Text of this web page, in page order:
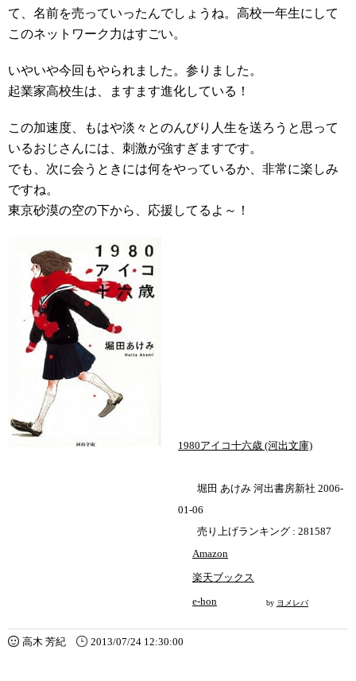
て、名前を売っていったんでしょうね。高校一年生にして
このネットワーク力はすごい。
いやいや今回もやられました。参りました。
起業家高校生は、ますます進化している！
この加速度、もはや淡々とのんびり人生を送ろうと思って
いるおじさんには、刺激が強すぎますです。
でも、次に会うときには何をやっているか、非常に楽しみ
ですね。
東京砂漠の空の下から、応援してるよ～！
1980アイコ十六歳 (河出文庫)
堀田 あけみ 河出書房新社 2006-
01-06
売り上げランキング : 281587
Amazon
楽天ブックス
e-hon by ヨメレバ
高木 芳紀 2013/07/24 12:30:00